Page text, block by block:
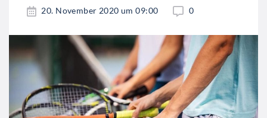
20. November 2020 um 09:00 0